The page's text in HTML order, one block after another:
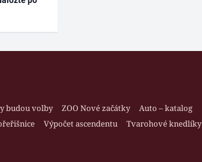
budou volby ZOO Nové začátky
Auto – katalog
Výpočet ascendentu
Tvarohové knedlíky